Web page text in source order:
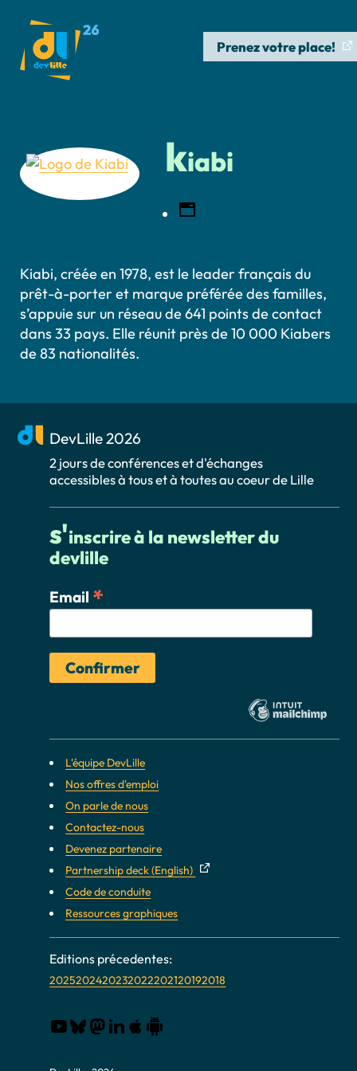
Prenez votre place!
kiabi
Kiabi, créée en 1978, est le leader français du
prêt-à-porter et marque préférée des familles,
s’appuie sur un réseau de 641 points de contact
dans 33 pays. Elle réunit près de 10 000 Kiabers
de 83 nationalités.
DevLille 2026
2 jours de conférences et d'échanges
accessibles à tous et à toutes au coeur de Lille
s'inscrire à la newsletter du
devlille
Email *
L'équipe DevLille
Nos offres d'emploi
On parle de nous
Contactez-nous
Devenez partenaire
Partnership deck (English)
Code de conduite
Ressources graphiques
2025202420232022202120192018